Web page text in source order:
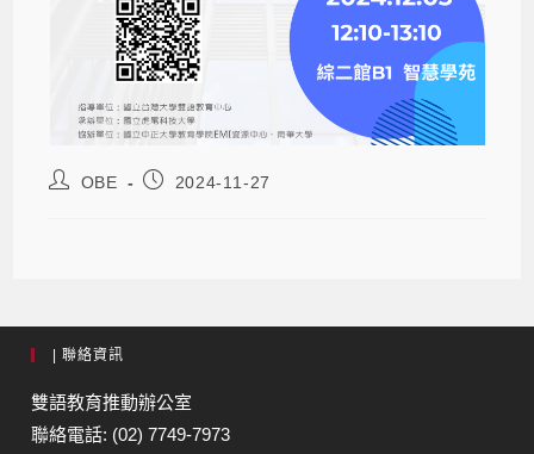
OBE 2024-11-27
| 聯絡資訊
雙語教育推動辦公室
聯絡電話: (02) 7749-7973